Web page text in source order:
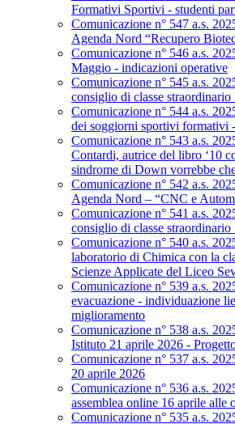
Formativi Sportivi - studenti
Comunicazione n° 547 a.s.
Agenda Nord “Recupero
Comunicazione n° 546 a.s.
Maggio - indicazioni operative
Comunicazione n° 545 a.s.
consiglio di classe
Comunicazione n° 544 a.s.
dei soggiorni sportivi formativi
Comunicazione n° 543 a.s.
Contardi, autrice del libro ‘10
sindrome di Down vorrebbe che
Comunicazione n° 542 a.s.
Agenda Nord – “CNC e
Comunicazione n° 541 a.s.
consiglio di classe
Comunicazione n° 540 a.s.
laboratorio di Chimica con la
Scienze Applicate del Liceo
Comunicazione n° 539 a.s.
evacuazione - individuazione
miglioramento
Comunicazione n° 538 a.s.
Istituto 21 aprile 2026 -
Comunicazione n° 537 a.s.
20 aprile 2026
Comunicazione n° 536 a.s.
assemblea online 16 aprile alle
Comunicazione n° 535 a.s.